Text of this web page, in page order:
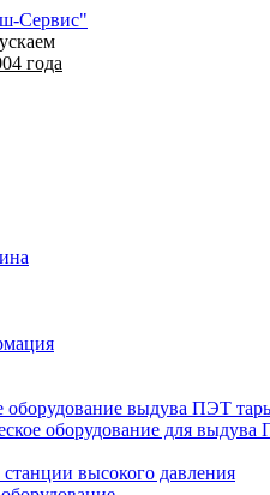
Сервис"
года
оборудование выдува ПЭТ
оборудование для
высокого давления